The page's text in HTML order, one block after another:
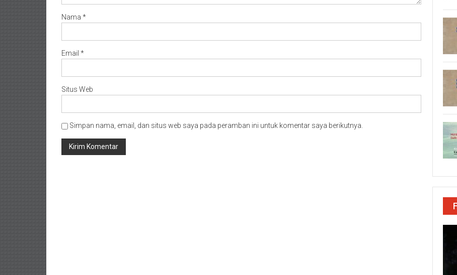
Nama *
Email *
Situs Web
Simpan nama, email, dan situs web saya pada peramban ini untuk komentar saya berikutnya.